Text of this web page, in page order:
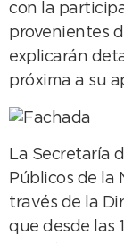
con la
provenientes
explicarán
próxima a su
La Secretaría
Públicos de la
través de la
que desde las